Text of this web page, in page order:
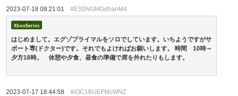
2023-07-18 09:21:01 #ES0NGMGdhanM4
XboxSeries
はじめまして。エグゾプライマルをソロでしています。いちようですがサ
ポート専(ドクター)です。それでもよければお願いします。 時間 10時～
夕方18時。 休憩や夕食、昼食の準備で席を外れたりもします。
2023-07-17 18:44:58 #iOC1BUEFMcWNZ